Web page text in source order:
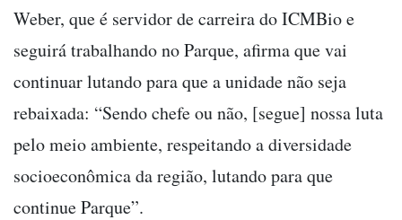
Weber, que é servidor de carreira do ICMBio e
seguirá trabalhando no Parque, afirma que vai
continuar lutando para que a unidade não seja
rebaixada: “Sendo chefe ou não, [segue] nossa luta
pelo meio ambiente, respeitando a diversidade
socioeconômica da região, lutando para que
continue Parque”.